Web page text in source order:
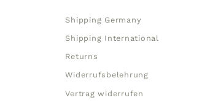
Shipping Germany
Shipping International
Returns
Widerrufsbelehrung
Vertrag widerrufen